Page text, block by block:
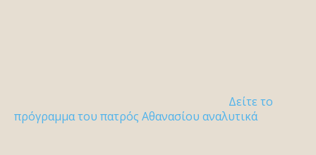
Δείτε το
πρόγραμμα του πατρός Αθανασίου αναλυτικά